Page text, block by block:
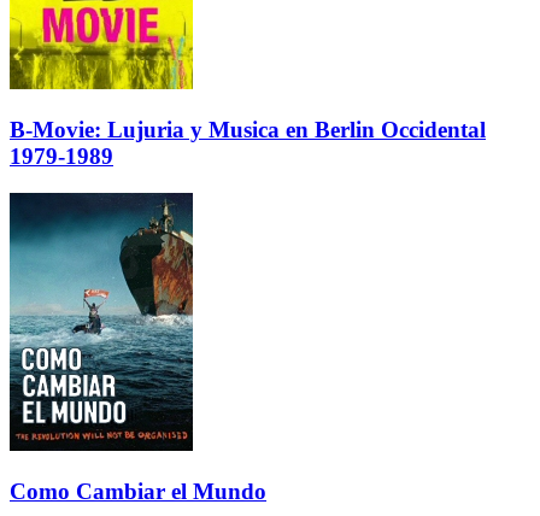
B-Movie: Lujuria y Musica en Berlin Occidental
1979-1989
Como Cambiar el Mundo